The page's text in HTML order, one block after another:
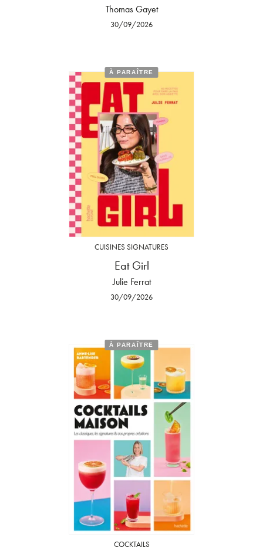
Thomas Gayet
30/09/2026
À PARAÎTRE
CUISINES SIGNATURES
Eat Girl
Julie Ferrat
30/09/2026
À PARAÎTRE
COCKTAILS